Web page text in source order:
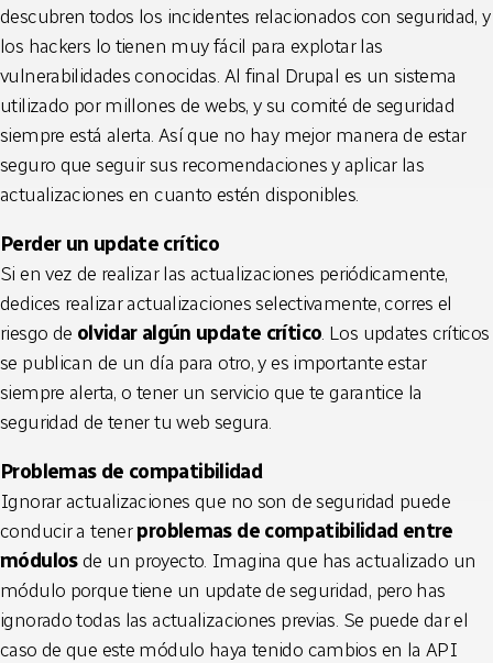
descubren todos los incidentes relacionados con seguridad, y
los hackers lo tienen muy fácil para explotar las
vulnerabilidades conocidas. Al final Drupal es un sistema
utilizado por millones de webs, y su comité de seguridad
siempre está alerta. Así que no hay mejor manera de estar
seguro que seguir sus recomendaciones y aplicar las
actualizaciones en cuanto estén disponibles.
Perder un update crítico
Si en vez de realizar las actualizaciones periódicamente,
dedices realizar actualizaciones selectivamente, corres el
riesgo de olvidar algún update crítico. Los updates críticos
se publican de un día para otro, y es importante estar
siempre alerta, o tener un servicio que te garantice la
seguridad de tener tu web segura.
Problemas de compatibilidad
Ignorar actualizaciones que no son de seguridad puede
conducir a tenerproblemas de compatibilidad entre
módulosde un proyecto. Imagina que has actualizado un
módulo porque tiene un update de seguridad, pero has
ignorado todas las actualizaciones previas. Se puede dar el
caso de que este módulo haya tenido cambios en la API